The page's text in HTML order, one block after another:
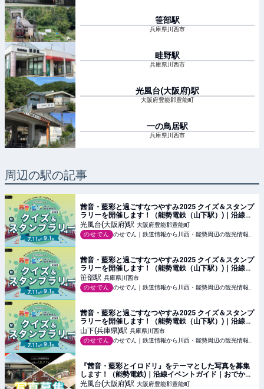
笹部駅
兵庫県川西市
畦野駅
兵庫県川西市
光風台(大阪府)駅
大阪府豊能郡豊能町
一の鳥居駅
兵庫県川西市
周辺の駅の記事
茜音・藍彩と過ごすなつやすみ2025 クイズ＆スタンプ
ラリーを開催します！（能勢電鉄（山下駅）)｜沿線イ
ベントガイド｜おでかけ・沿線情報｜のせでん【能勢
電鉄】
光風台(大阪府)駅 大阪府豊能郡豊能町
のせでん
茜音・藍彩と過ごすなつやすみ2025 クイズ＆スタンプ
ラリーを開催します！（能勢電鉄（山下駅）)｜沿線イ
ベントガイド｜おでかけ・沿線情報｜のせでん【能勢
電鉄】
笹部駅 兵庫県川西市
のせでん
茜音・藍彩と過ごすなつやすみ2025 クイズ＆スタンプ
ラリーを開催します！（能勢電鉄（山下駅）)｜沿線イ
ベントガイド｜おでかけ・沿線情報｜のせでん【能勢
電鉄】
山下(兵庫県)駅 兵庫県川西市
のせでん
『茜音・藍彩とイロドリ』をテーマとした写真を募集
します！（能勢電鉄)｜沿線イベントガイド｜おでか
け・沿線情報｜のせでん【能勢電鉄】
光風台(大阪府)駅 大阪府豊能郡豊能町